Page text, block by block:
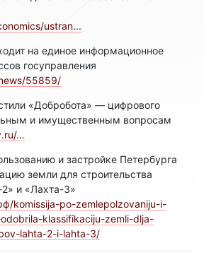
ustran...
на единое информационное
госуправления
55859/
«Добробота» — цифрового
и имущественным вопросам
…
и застройке Петербурга
земли для строительства
и «Лахта-3»
komissija-po-zemlepolzovaniju-i-
klassifikaciju-zemli-dlja-
lahta-2-i-lahta-3/